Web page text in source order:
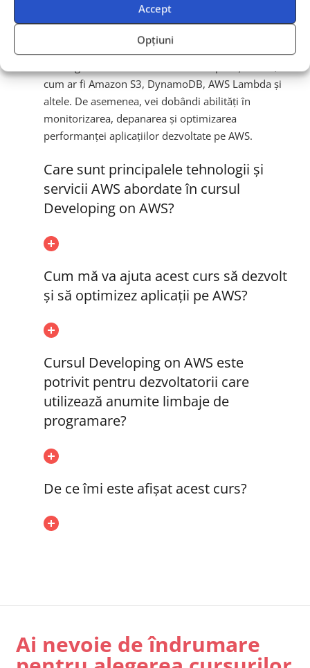
Accept
Opțiuni
După finalizarea cursului, vei dobândi competențe
securizate utilizând serviciile AWS. Vei învăța cum
cum ar fi Amazon S3, DynamoDB, AWS Lambda și
altele. De asemenea, vei dobândi abilități în
monitorizarea, depanarea și optimizarea
performanței aplicațiilor dezvoltate pe AWS.
Care sunt principalele tehnologii și
servicii AWS abordate în cursul
Developing on AWS?
Cum mă va ajuta acest curs să dezvolt
și să optimizez aplicații pe AWS?
Cursul Developing on AWS este
potrivit pentru dezvoltatorii care
utilizează anumite limbaje de
programare?
De ce îmi este afișat acest curs?
Ai nevoie de îndrumare